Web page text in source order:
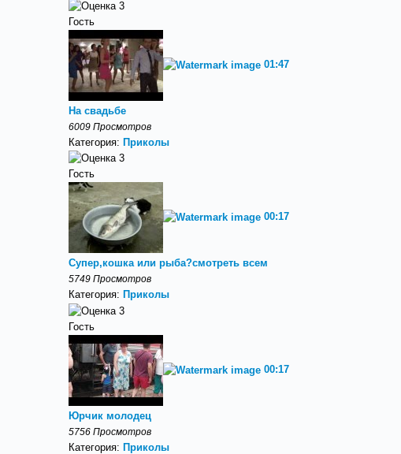
Гость
01:47
На свадьбе
6009 Просмотров
Категория: Приколы
Гость
00:17
Супер,кошка или рыба?смотреть всем
5749 Просмотров
Категория: Приколы
Гость
00:17
Юрчик молодец
5756 Просмотров
Категория: Приколы